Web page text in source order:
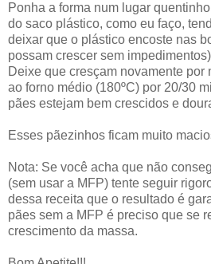
Ponha a forma num lugar
do saco plástico, como eu faço,
deixar que o plástico encoste nas
possam crescer sem
Deixe que cresçam novamente por
ao forno médio (180ºC) por 20/30
pães estejam bem crescidos e
Esses pãezinhos ficam muito
Nota: Se você acha que não
(sem usar a MFP) tente seguir
dessa receita que o resultado é
pães sem a MFP é preciso que se
crescimento da massa.